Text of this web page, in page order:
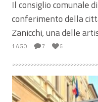
Il consiglio comunale
conferimento della
Zanicchi, una delle
1 AGO 7 6